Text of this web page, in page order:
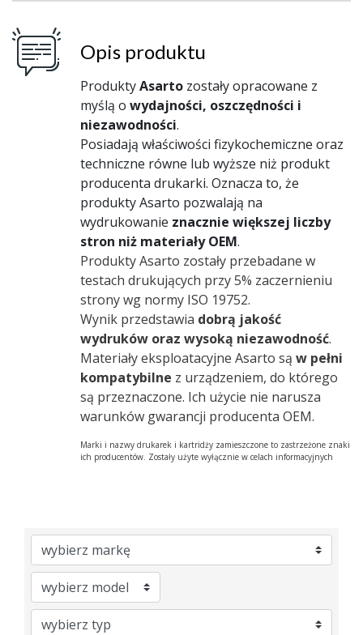
Opis produktu
ProduktyAsarto zostały opracowane z
myślą o wydajności, oszczędności i
niezawodności.
Posiadają właściwości fizykochemiczne oraz
techniczne równe lub wyższe niż produkt
producenta drukarki. Oznacza to, że
produkty Asarto pozwalają na
wydrukowanie znacznie większej liczby
stron niż materiały OEM.
Produkty Asarto zostały przebadane w
testach drukujących przy 5% zaczernieniu
strony wg normy ISO 19752.
Wynik przedstawia dobrą jakość
wydruków oraz wysoką niezawodność.
Materiały eksploatacyjne Asarto są w pełni
kompatybilne z urządzeniem, do którego
są przeznaczone. Ich użycie nie narusza
warunków gwarancji producenta OEM.
Marki i nazwy drukarek i kartridży zamieszczone to zastrzeżone znaki
ich producentów. Zostały użyte wyłącznie w celach informacyjnych